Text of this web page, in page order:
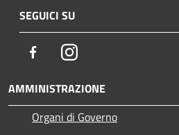
SEGUICI SU
FacebookInstagram
AMMINISTRAZIONE
Organi di Governo